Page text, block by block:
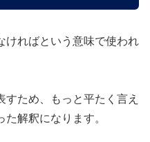
ければという意味で使われ
すため、もっと平たく言え
解釈になります。